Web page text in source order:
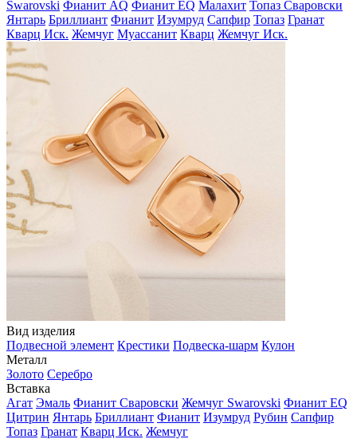
Swarovski Фианит AQ Фианит EQ Малахит Топаз Сваровски
Янтарь Бриллиант Фианит Изумруд Сапфир Топаз Гранат
Кварц Иск. Жемчуг Муассанит Кварц Жемчуг Иск.
Вид изделия
Подвесной элемент Крестики Подвеска-шарм Кулон
Металл
Золото Серебро
Вставка
Агат Эмаль Фианит Сваровски Жемчуг Swarovski Фианит EQ
Цитрин Янтарь Бриллиант Фианит Изумруд Рубин Сапфир
Топаз Гранат Кварц Иск. Жемчуг